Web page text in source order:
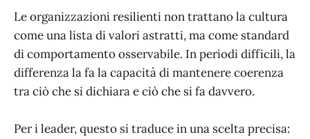
Le organizzazioni resilienti non trattano la cultura
come una lista di valori astratti, ma come standard
di comportamento osservabile. In periodi difficili, la
differenza la fa la capacità di mantenere coerenza
tra ciò che si dichiara e ciò che si fa davvero.
Per i leader, questo si traduce in una scelta precisa: